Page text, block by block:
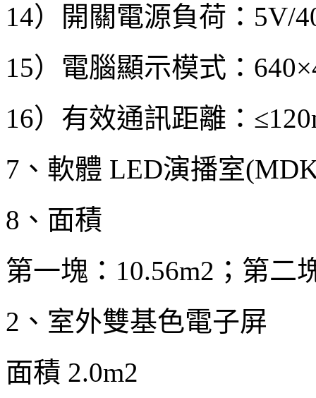
14）開關電源負荷：5V/
15）電腦顯示模式：
16）有效通訊距離：
7、軟體 LED演播室
8、面積
第一塊：10.56m2；第二
2、室外雙基色電子屏
面積 2.0m2